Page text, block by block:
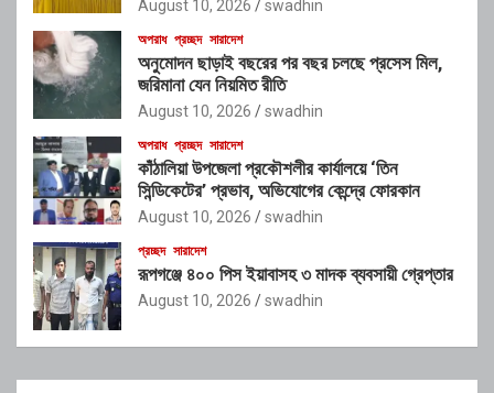
August 10, 2026 swadhin
অপরাধ প্রচ্ছদ সারাদেশ
অনুমোদন ছাড়াই বছরের পর বছর চলছে প্রসেস মিল,
জরিমানা যেন নিয়মিত রীতি
August 10, 2026 swadhin
অপরাধ প্রচ্ছদ সারাদেশ
কাঁঠালিয়া উপজেলা প্রকৌশলীর কার্যালয়ে ‘তিন
সিন্ডিকেটের’ প্রভাব, অভিযোগের কেন্দ্রে ফোরকান
August 10, 2026 swadhin
প্রচ্ছদ সারাদেশ
রূপগঞ্জে ৪০০ পিস ইয়াবাসহ ৩ মাদক ব্যবসায়ী গ্রেপ্তার
August 10, 2026 swadhin